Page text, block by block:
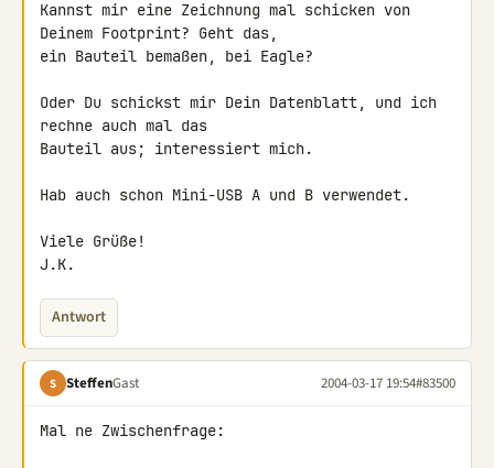
Kannst mir eine Zeichnung mal schicken von
Deinem Footprint? Geht das,
ein Bauteil bemaßen, bei Eagle?
Oder Du schickst mir Dein Datenblatt, und ich
rechne auch mal das
Bauteil aus; interessiert mich.
Hab auch schon Mini-USB A und B verwendet.
Viele Grüße!
J.K.
Antwort
S SteffenGast 2004-03-17 19:54#83500
Mal ne Zwischenfrage: